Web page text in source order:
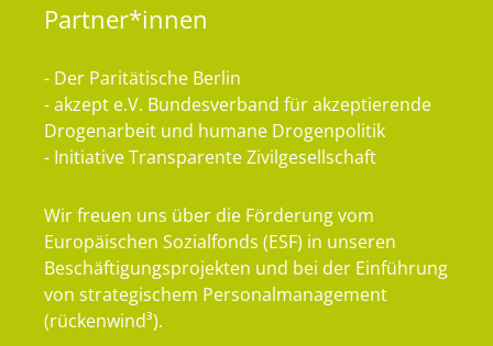
Partner*innen
- Der Paritätische Berlin
- akzept e.V. Bundesverband für akzeptierende
Drogenarbeit und humane Drogenpolitik
- Initiative Transparente Zivilgesellschaft
Wir freuen uns über die Förderung vom
Europäischen Sozialfonds (ESF) in unseren
Beschäftigungsprojekten und bei der Einführung
von strategischem Personalmanagement
(rückenwind³).